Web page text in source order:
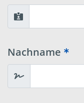
Nachname